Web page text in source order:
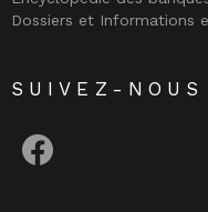
Dossiers et Informations
SUIVEZ-NOUS